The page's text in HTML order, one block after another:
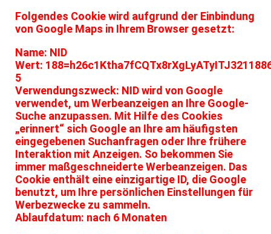
Folgendes Cookie wird aufgrund der Einbindung
von Google Maps in Ihrem Browser gesetzt:
Name: NID
Wert:
5
Verwendungszweck: NID wird von Google
verwendet, um Werbeanzeigen an Ihre Google-
Suche anzupassen. Mit Hilfe des Cookies
„erinnert“ sich Google an Ihre am häufigsten
eingegebenen Suchanfragen oder Ihre frühere
Interaktion mit Anzeigen. So bekommen Sie
immer maßgeschneiderte Werbeanzeigen. Das
Cookie enthält eine einzigartige ID, die Google
benutzt, um Ihre persönlichen Einstellungen für
Werbezwecke zu sammeln.
Ablaufdatum: nach 6 Monaten